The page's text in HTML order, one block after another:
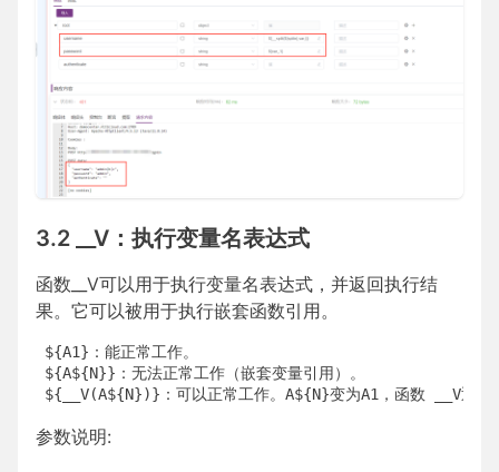
3.2 __V：执行变量名表达式
函数__V可以用于执行变量名表达式，并返回执行结
果。它可以被用于执行嵌套函数引用。
${A1}：能正常工作。
${A${N}}：无法正常工作（嵌套变量引用）。
参数说明: